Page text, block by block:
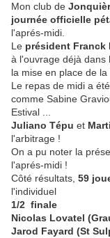
Mon club de
journée officielle
l'aprés-midi.
Le président Franck
à l'ouvrage déjà dans
la mise en place de
Le repas de midi a
comme Sabine
Estival ...
Juliano Tépu et
l'arbitrage !
On a pu noter la
l'aprés-midi !
Côté résultats, 59
l'individuel
1/2 finale
Nicolas Lovatel
Jarod Fayard (St